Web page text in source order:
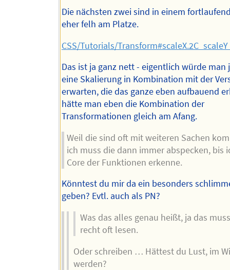
Die nächsten zwei sind in einem
eher felh am Platze.
CSS/Tutorials/
Das ist ja ganz nett - eigentlich würde man
eine Skalierung in Kombination mit der
erwarten, die das ganze eben aufbauend
hätte man eben die Kombination der
Transformationen gleich am Afang.
Weil die sind oft mit weiteren Sachen
ich muss die dann immer abspecken, bis
Core der Funktionen erkenne.
Könntest du mir da ein besonders
geben? Evtl. auch als PN?
Was das alles genau heißt, ja das
recht oft lesen.
Oder schreiben … Hättest du Lust, im
werden?